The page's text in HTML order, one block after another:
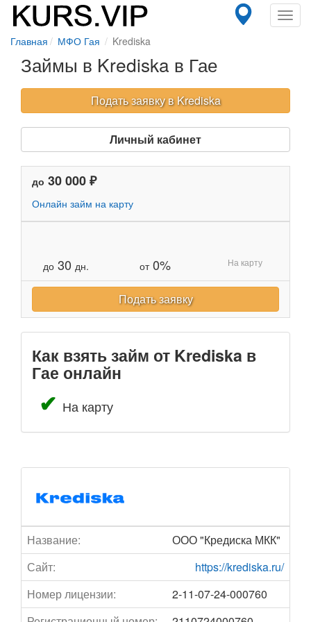
Главная МФО Гая Krediska
Займы в Krediska в Гае
Подать заявку в Krediska
Личный кабинет
до 30 000 ₽
Онлайн займ на карту
до 30 дн. от0% На карту
Подать заявку
Как взять займ от Krediska в
Гае онлайн
На карту
Название:
ООО "Кредиска МКК"
Сайт:
https://krediska.ru/
Номер лицензии:
2-11-07-24-000760